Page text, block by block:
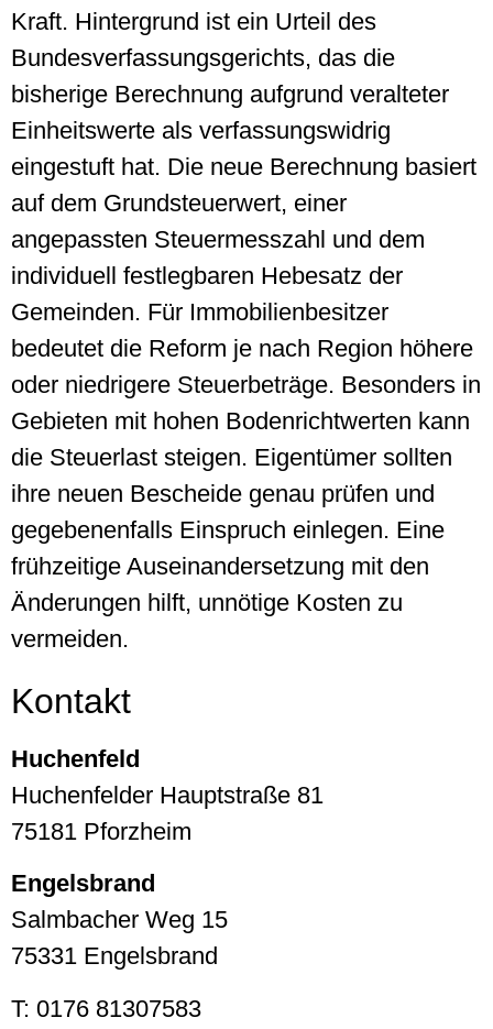
Kraft. Hintergrund ist ein Urteil des
Bundesverfassungsgerichts, das die
bisherige Berechnung aufgrund veralteter
Einheitswerte als verfassungswidrig
eingestuft hat. Die neue Berechnung basiert
auf dem Grundsteuerwert, einer
angepassten Steuermesszahl und dem
individuell festlegbaren Hebesatz der
Gemeinden. Für Immobilienbesitzer
bedeutet die Reform je nach Region höhere
oder niedrigere Steuerbeträge. Besonders in
Gebieten mit hohen Bodenrichtwerten kann
die Steuerlast steigen. Eigentümer sollten
ihre neuen Bescheide genau prüfen und
gegebenenfalls Einspruch einlegen. Eine
frühzeitige Auseinandersetzung mit den
Änderungen hilft, unnötige Kosten zu
vermeiden.
Kontakt
Huchenfeld
Huchenfelder Hauptstraße 81
75181 Pforzheim
Engelsbrand
Salmbacher Weg 15
75331 Engelsbrand
T: 0176 81307583